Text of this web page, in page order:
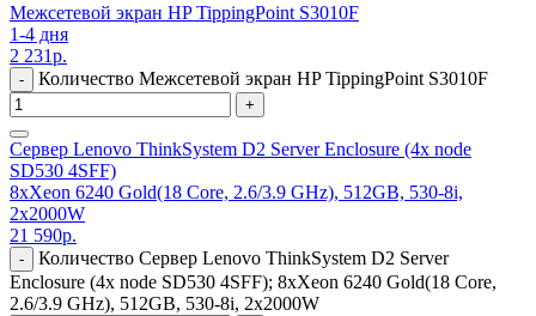
Межсетевой экран HP TippingPoint S3010F
1-4 дня
2 231р.
- Количество Межсетевой экран HP TippingPoint S3010F
+
Сервер Lenovo ThinkSystem D2 Server Enclosure (4x node
SD530 4SFF)
8xXeon 6240 Gold(18 Core, 2.6/3.9 GHz), 512GB, 530-8i,
2x2000W
21 590р.
-
Количество Сервер Lenovo ThinkSystem D2 Server
Enclosure (4x node SD530 4SFF); 8xXeon 6240 Gold(18 Core,
2.6/3.9 GHz), 512GB, 530-8i, 2x2000W